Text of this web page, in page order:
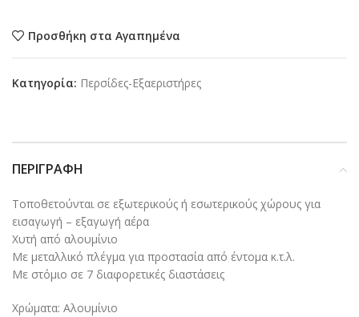
Προσθήκη στα Αγαπημένα
Κατηγορία: Περσίδες-Εξαεριστήρες
ΠΕΡΙΓΡΑΦΉ
Τοποθετούνται σε εξωτερικούς ή εσωτερικούς χώρους για
εισαγωγή – εξαγωγή αέρα
Χυτή από αλουμίνιο
Με μεταλλικό πλέγμα για προστασία από έντομα κ.τ.λ.
Με στόμιο σε 7 διαφορετικές διαστάσεις
Χρώματα: Αλουμίνιο